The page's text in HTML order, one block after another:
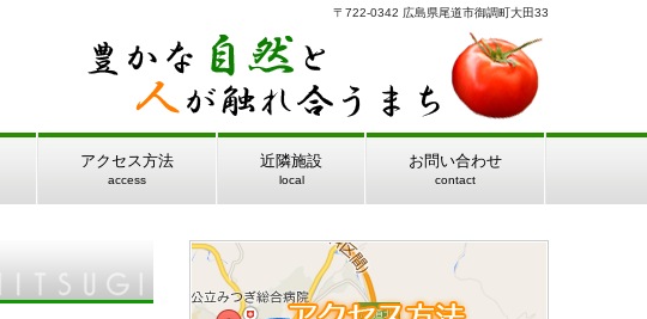
〒722-0342 広島県尾道市御調町大田33
アクセス方法
access
近隣施設
local
お問い合わせ
contact